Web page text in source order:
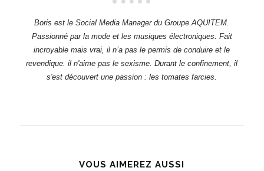
Boris est le Social Media Manager du Groupe AQUITEM.
Passionné par la mode et les musiques électroniques. Fait
incroyable mais vrai, il n’a pas le permis de conduire et le
revendique. il n'aime pas le sexisme. Durant le confinement, il
s'est découvert une passion : les tomates farcies.
VOUS AIMEREZ AUSSI